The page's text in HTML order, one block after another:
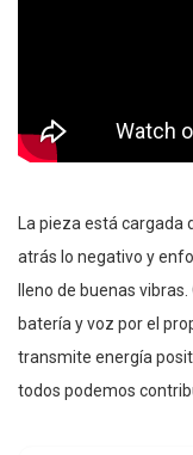
La pieza está cargada
atrás lo negativo y
lleno de buenas
batería y voz por el
transmite energía
todos podemos